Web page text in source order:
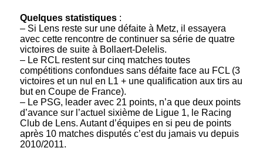
Quelques statistiques :
– Si Lens reste sur une défaite à Metz, il essayera
avec cette rencontre de continuer sa série de quatre
victoires de suite à Bollaert-Delelis.
– Le RCL restent sur cinq matches toutes
compétitions confondues sans défaite face au FCL (3
victoires et un nul en L1 + une qualification aux tirs au
but en Coupe de France).
– Le PSG, leader avec 21 points, n’a que deux points
d’avance sur l’actuel sixième de Ligue 1, le Racing
Club de Lens. Autant d’équipes en si peu de points
après 10 matches disputés c’est du jamais vu depuis
2010/2011.